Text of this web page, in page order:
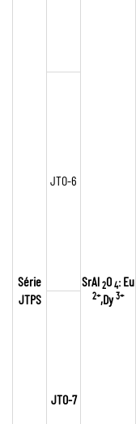
Série
JTPS
SrAl 2O 4: Eu
2+,Dy 3+
JTO-6
JTO-7